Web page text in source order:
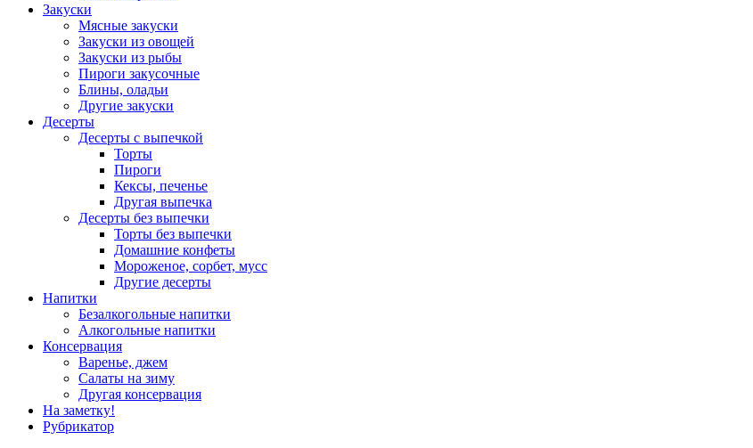
Закуски
Мясные закуски
Закуски из овощей
Закуски из рыбы
Пироги закусочные
Блины, оладьи
Другие закуски
Десерты
Десерты с выпечкой
Торты
Пироги
Кексы, печенье
Другая выпечка
Десерты без выпечки
Торты без выпечки
Домашние конфеты
Мороженое, сорбет, мусс
Другие десерты
Напитки
Безалкогольные напитки
Алкогольные напитки
Консервация
Варенье, джем
Салаты на зиму
Другая консервация
На заметку!
Рубрикатор